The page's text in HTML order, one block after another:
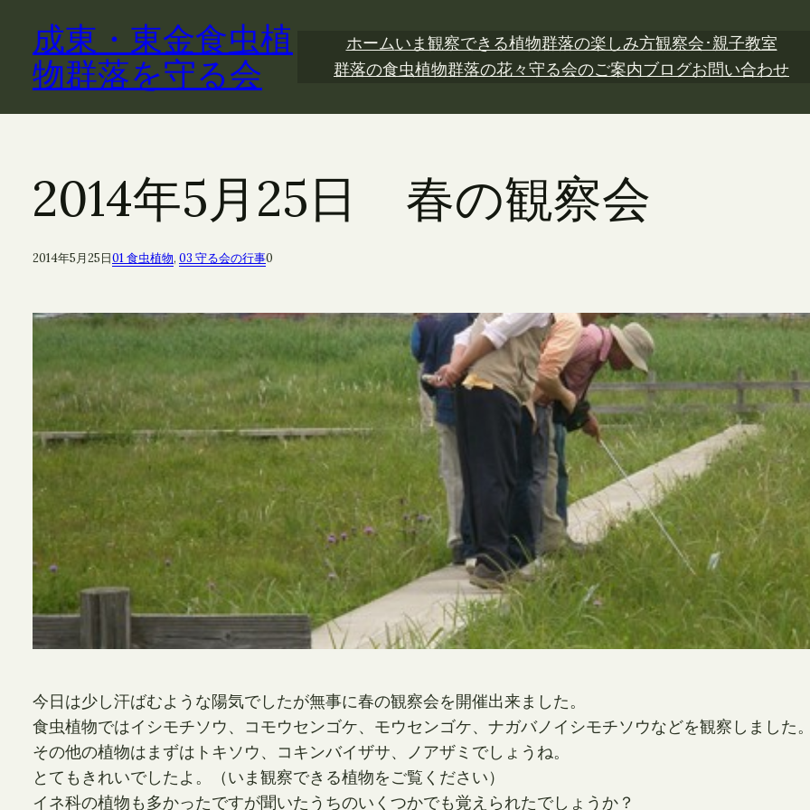
キ
成東・東金食虫植
物群落を守る会
ホームいま観察できる植物群落の楽しみ方観察会･親子教室
群落の食虫植物群落の花々守る会のご案内ブログお問い合わせ
2014年5月25日 春の観察会
2014年5月25日01 食虫植物, 03 守る会の行事0
今日は少し汗ばむような陽気でしたが無事に春の観察会を開催出来ました。
食虫植物ではイシモチソウ、コモウセンゴケ、モウセンゴケ、ナガバノイシモチソウなどを観察しました
その他の植物はまずはトキソウ、コキンバイザサ、ノアザミでしょうね。
とてもきれいでしたよ。（いま観察できる植物をご覧ください）
イネ科の植物も多かったですが聞いたうちのいくつかでも覚えられたでしょうか？